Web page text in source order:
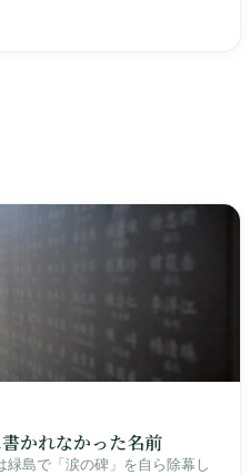
も万能ではない」と叫ぶ分散
手伝うだけだった裏方こそ
かれなかった名前
緑島で「涙の碑」を自ら除幕し